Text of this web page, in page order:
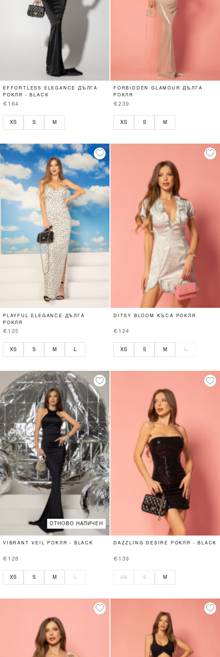
EFFORTLESS ELEGANCE ДЪЛГА
РОКЛЯ - BLACK
€164
XS S M
FORBIDDEN GLAMOUR ДЪЛГА
РОКЛЯ
€239
XS S M
PLAYFUL ELEGANCE ДЪЛГА
РОКЛЯ
€125
XS S M L
DITSY BLOOM КЪСА РОКЛЯ
€124
XS S M L
ОТНОВО НАЛИЧЕН
VIBRANT VEIL РОКЛЯ - BLACK
€128
XS S M L
DAZZLING DESIRE РОКЛЯ - BLACK
€139
XS S M